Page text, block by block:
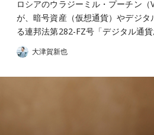
ロシアのウラジーミル・プーチン
が、暗号資産（仮想通貨）やデジタ
る連邦法第282-FZ号「デジタル通
大津賀新也